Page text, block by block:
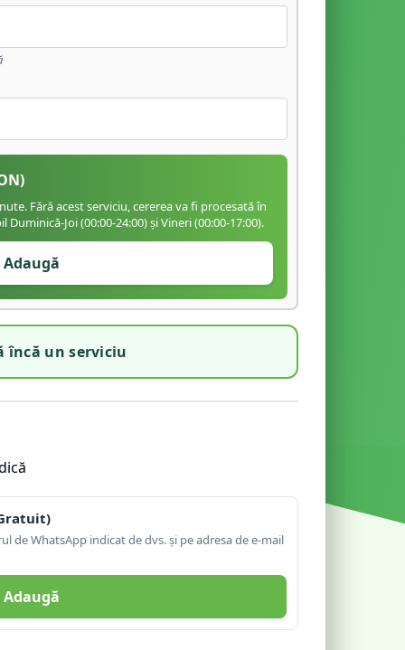
Fără acest serviciu, cererea va fi procesată în
Joi (00:00-24:00) și Vineri (00:00-17:00).
Adaugă
încă un serviciu
de WhatsApp indicat de dvs. și pe adresa de e-mail
Adaugă